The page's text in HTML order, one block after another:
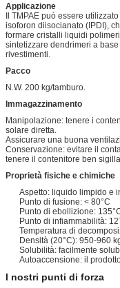
Applicazione
Il TMPAE può essere
isoforon diisocianato (IPDI),
formare cristalli liquidi
sintetizzare dendrimeri a
rivestimenti.
Pacco
N.W. 200 kg/tamburo.
Immagazzinamento
Manipolazione: tenere i
solare diretta.
Assicurare una buona
Conservazione: evitare il
tenere il contenitore ben
Proprietà fisiche e chimiche
Aspetto: liquido limpido e
Punto di fusione: < 80°C
Punto di ebollizione:
Punto di infiammabilità:
Temperatura di
Densità (20°C): 950-960
Solubilità: facilmente
Autoaccensione: il
I nostri punti di forza